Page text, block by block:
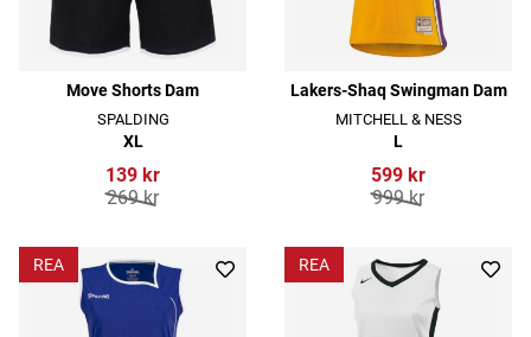
Move Shorts Dam
SPALDING
XL
139 kr
269 kr
Lakers-Shaq Swingman Dam
MITCHELL & NESS
L
599 kr
999 kr
REA REA